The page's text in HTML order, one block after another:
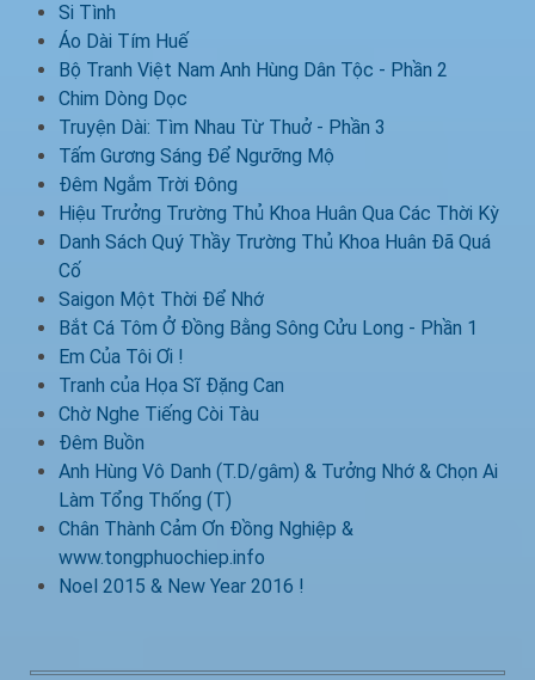
Si Tình
Áo Dài Tím Huế
Bộ Tranh Việt Nam Anh Hùng Dân Tộc - Phần 2
Chim Dòng Dọc
Truyện Dài: Tìm Nhau Từ Thuở - Phần 3
Tấm Gương Sáng Để Ngưỡng Mộ
Đêm Ngắm Trời Đông
Hiệu Trưởng Trường Thủ Khoa Huân Qua Các Thời Kỳ
Danh Sách Quý Thầy Trường Thủ Khoa Huân Đã Quá
Cố
Saigon Một Thời Để Nhớ
Bắt Cá Tôm Ở Đồng Bằng Sông Cửu Long - Phần 1
Em Của Tôi Ơi !
Tranh của Họa Sĩ Đặng Can
Chờ Nghe Tiếng Còi Tàu
Đêm Buồn
Anh Hùng Vô Danh (T.D/gâm) & Tưởng Nhớ & Chọn Ai
Làm Tổng Thống (T)
Chân Thành Cảm Ơn Đồng Nghiệp &
www.tongphuochiep.info
Noel 2015 & New Year 2016 !